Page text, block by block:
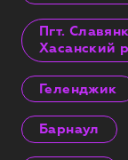
Пгт.
Хасанский
Геленджик
Барнаул